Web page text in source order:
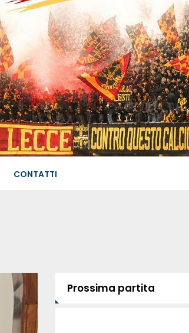
CONTATTI
Prossima partita